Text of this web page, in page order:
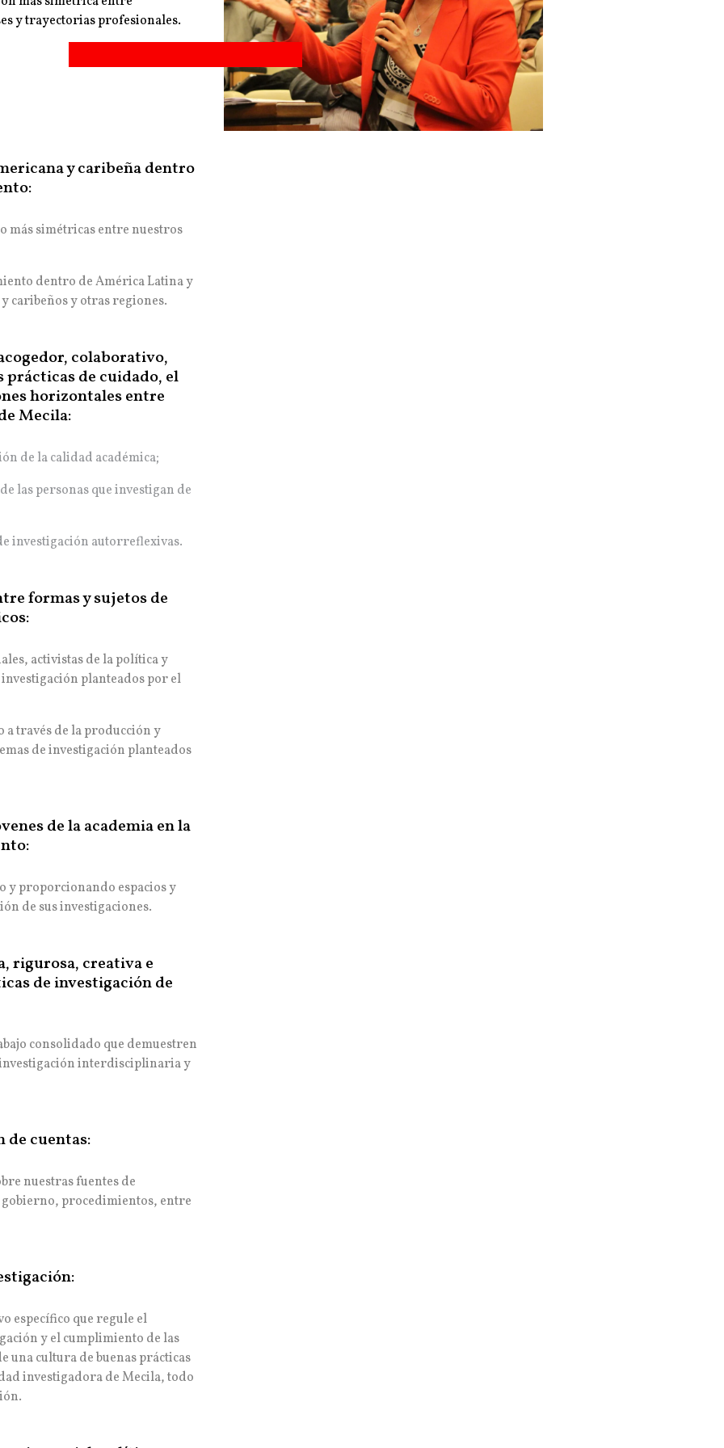
y trayectorias profesionales.
y caribeña dentro
más simétricas entre nuestros
dentro de América Latina y
caribeños y otras regiones.
colaborativo,
de cuidado, el
horizontales entre
Mecila:
de la calidad académica;
las personas que investigan de
investigación autorreflexivas.
formas y sujetos de
activistas de la política y
planteados por el
través de la producción y
de investigación planteados
de la academia en la
y proporcionando espacios y
de sus investigaciones.
rigurosa, creativa e
de investigación de
consolidado que demuestren
investigación interdisciplinaria y
cuentas:
nuestras fuentes de
procedimientos, entre
específico que regule el
y el cumplimiento de las
una cultura de buenas prácticas
investigadora de Mecila, todo